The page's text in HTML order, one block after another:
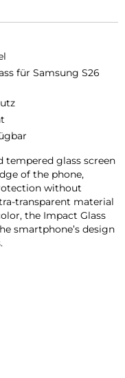
für Samsung S26
tempered glass screen
of the phone,
without
transparent material
the Impact Glass
smartphone’s design